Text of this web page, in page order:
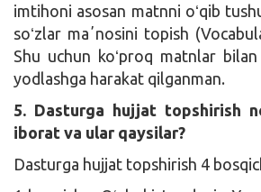
imtihoni asosan matnni oʻqib
soʻzlar maʼnosini topish
Shu uchun koʻproq matnlar bilan
yodlashga harakat qilganman.
5. Dasturga hujjat topshirish
iborat va ular qaysilar?
Dasturga hujjat topshirish 4